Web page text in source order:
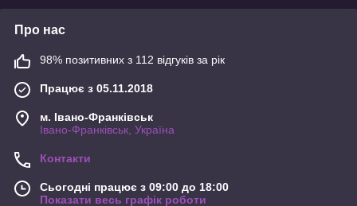
Про нас
98% позитивних з 112 відгуків за рік
Працює з 05.11.2018
м. Івано-Франківськ
Івано-Франківськ, Україна
Контакти
Сьогодні працює з 09:00 до 18:00
Показати весь графік роботи